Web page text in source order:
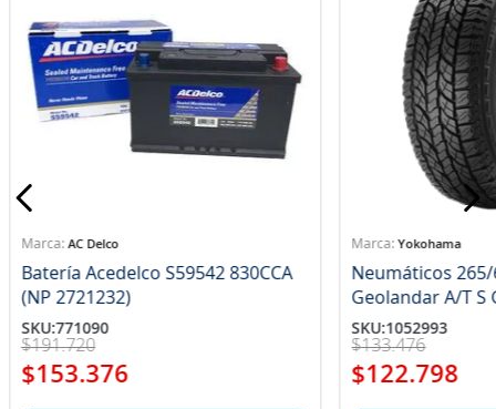
AC Delco
Batería Acedelco S59542 830CCA
(NP 2721232)
SKU:771090
$191.720
$153.376
Yokohama
Neumáticos 265/
SKU:1052993
$133.476
$122.798